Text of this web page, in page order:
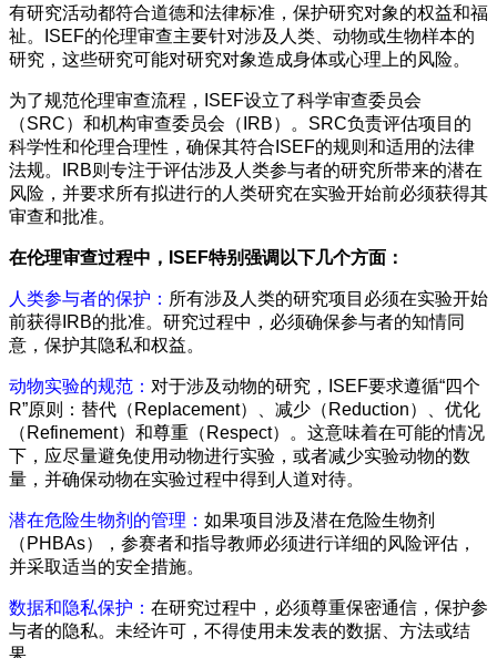
有研究活动都符合道德和法律标准，保护研究对象的权益和福
祉。ISEF的伦理审查主要针对涉及人类、动物或生物样本的
研究，这些研究可能对研究对象造成身体或心理上的风险。
为了规范伦理审查流程，ISEF设立了科学审查委员会
（SRC）和机构审查委员会（IRB）。SRC负责评估项目的
科学性和伦理合理性，确保其符合ISEF的规则和适用的法律
法规。IRB则专注于评估涉及人类参与者的研究所带来的潜在
风险，并要求所有拟进行的人类研究在实验开始前必须获得其
审查和批准。
在伦理审查过程中，ISEF特别强调以下几个方面：
人类参与者的保护： 所有涉及人类的研究项目必须在实验开始
前获得IRB的批准。研究过程中，必须确保参与者的知情同
意，保护其隐私和权益。
动物实验的规范： 对于涉及动物的研究，ISEF要求遵循“四个
R”原则：替代（Replacement）、减少（Reduction）、优化
（Refinement）和尊重（Respect）。这意味着在可能的情况
下，应尽量避免使用动物进行实验，或者减少实验动物的数
量，并确保动物在实验过程中得到人道对待。
潜在危险生物剂的管理： 如果项目涉及潜在危险生物剂
（PHBAs），参赛者和指导教师必须进行详细的风险评估，
并采取适当的安全措施。
数据和隐私保护： 在研究过程中，必须尊重保密通信，保护参
与者的隐私。未经许可，不得使用未发表的数据、方法或结
果。